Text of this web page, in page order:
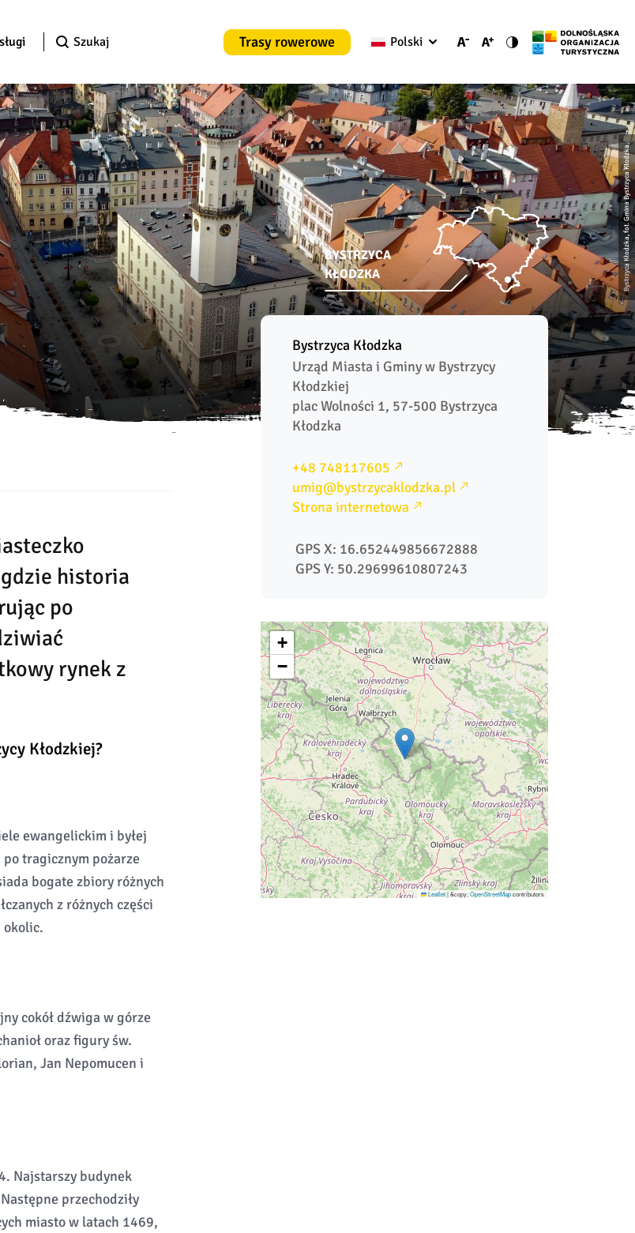
Szukaj Trasy rowerowe Polski
Bystrzyca Kłodzka, fot. Gmina Bystrzyca Kłodzka.
BYSTRZYCA
KŁODZKA
historia
po
rynek z
Kłodzkiej?
ewangelickim i byłej
tragicznym pożarze
bogate zbiory różnych
z różnych części
okolic.
cokół dźwiga w górze
oraz figury św.
Jan Nepomucen i
Najstarszy budynek
przechodziły
miasto w latach 1469,
Bystrzyca Kłodzka
Urząd Miasta i Gminy w Bystrzycy
Kłodzkiej
plac Wolności 1, 57-500 Bystrzyca
Kłodzka
+48 748117605
umig@bystrzycaklodzka.pl
Strona internetowa
GPS X: 16.652449856672888
GPS Y: 50.29699610807243
+
−
Leaflet |&copy;OpenStreetMapcontributors